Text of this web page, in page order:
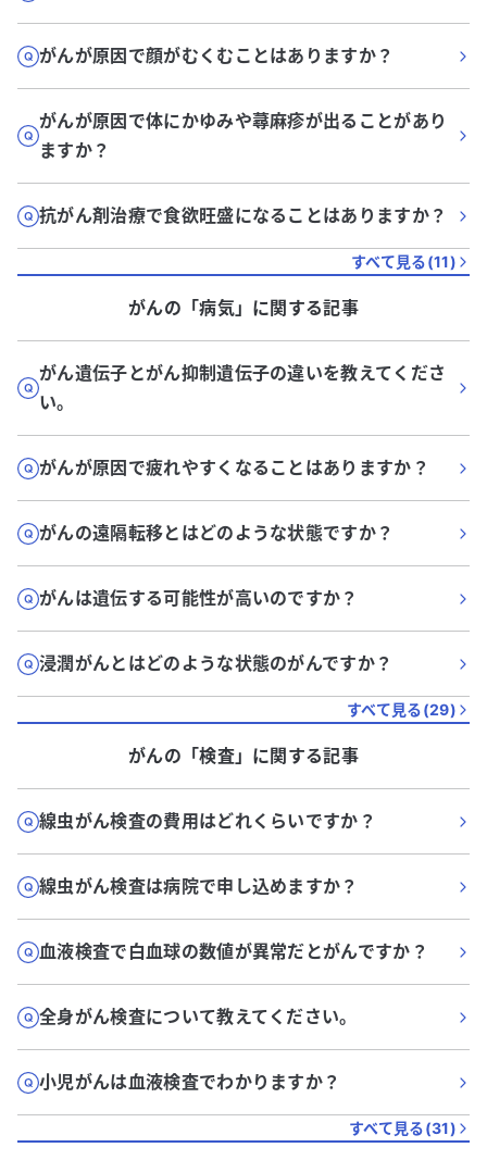
がんが原因で顔がむくむことはありますか？
がんが原因で体にかゆみや蕁麻疹が出ることがあり
ますか？
抗がん剤治療で食欲旺盛になることはありますか？
すべて見る(11)
がんの「病気」に関する記事
がん遺伝子とがん抑制遺伝子の違いを教えてくださ
い。
がんが原因で疲れやすくなることはありますか？
がんの遠隔転移とはどのような状態ですか？
がんは遺伝する可能性が高いのですか？
浸潤がんとはどのような状態のがんですか？
すべて見る(29)
がんの「検査」に関する記事
線虫がん検査の費用はどれくらいですか？
線虫がん検査は病院で申し込めますか？
血液検査で白血球の数値が異常だとがんですか？
全身がん検査について教えてください。
小児がんは血液検査でわかりますか？
すべて見る(31)